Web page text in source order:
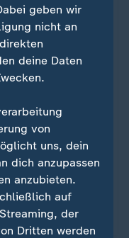
zu
mit Nussallergie
Überall können
Plätzchen,
geben wir
nicht an
deine Daten
von
uns, dein
dich anzupassen
anzubieten.
auf
der
Dritten werden